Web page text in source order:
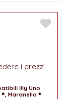
i prezzi
Illy Uno
Maranello ®